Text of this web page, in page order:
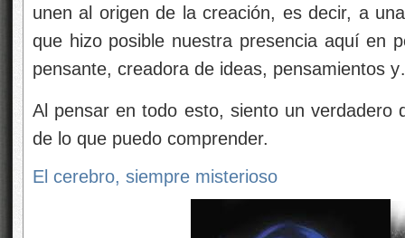
unen al origen de la creación, es decir, a
que hizo posible nuestra presencia aquí en
pensante, creadora de ideas, pensamientos
Al pensar en todo esto, siento un verdadero
de lo que puedo comprender.
El cerebro, siempre misterioso